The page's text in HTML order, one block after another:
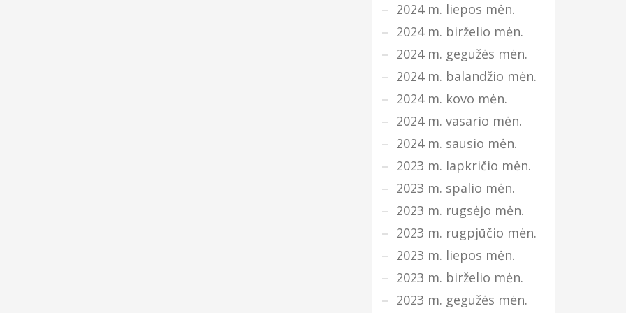
2024 m. liepos mėn.
2024 m. birželio mėn.
2024 m. gegužės mėn.
2024 m. balandžio mėn.
2024 m. kovo mėn.
2024 m. vasario mėn.
2024 m. sausio mėn.
2023 m. lapkričio mėn.
2023 m. spalio mėn.
2023 m. rugsėjo mėn.
2023 m. rugpjūčio mėn.
2023 m. liepos mėn.
2023 m. birželio mėn.
2023 m. gegužės mėn.